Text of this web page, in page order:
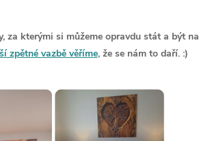
za kterými si můžeme opravdu stát a být na
zpětné vazbě věříme, že se nám to daří. :)